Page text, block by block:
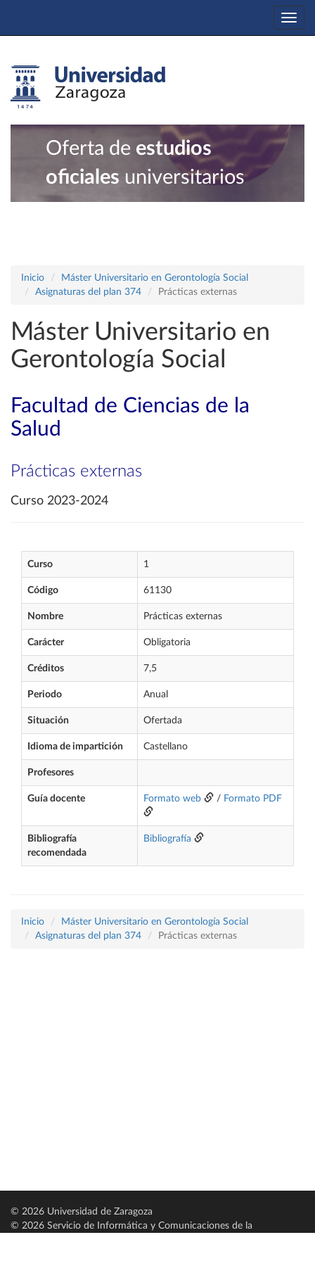
Oferta de estudios
oficiales universitarios
Inicio
Máster Universitario en Gerontología Social
Asignaturas del plan 374
Prácticas externas
Máster Universitario en
Gerontología Social
Facultad de Ciencias de la
Salud
Prácticas externas
Curso 2023-2024
Curso 1
Código 61130
Nombre Prácticas externas
Carácter Obligatoria
Créditos 7,5
Periodo Anual
Situación Ofertada
Idioma de impartición Castellano
Profesores
Guía docente Formato web / Formato PDF
Bibliografía
recomendada
Bibliografía
Inicio
Máster Universitario en Gerontología Social
Asignaturas del plan 374
Prácticas externas
© 2026 Universidad de Zaragoza
© 2026 Servicio de Informática y Comunicaciones de la